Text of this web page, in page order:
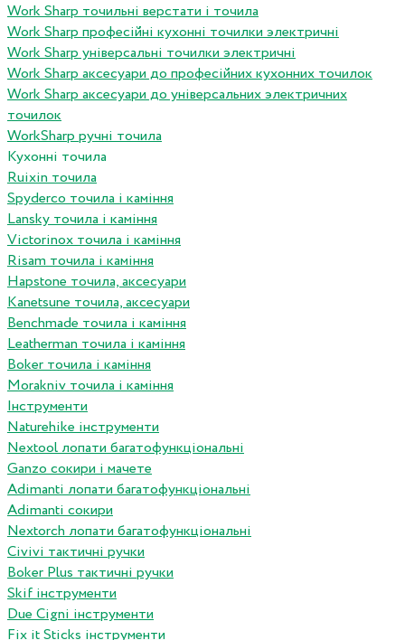
Work Sharp точильні верстати і точила
Work Sharp професiйнi кухоннi точилки электричнi
Work Sharp унiверсальнi точилки электричнi
Work Sharp аксесуари до професiйних кухонних точилок
Work Sharp аксесуари до унiверсальних электричних
точилок
WorkSharp ручні точила
Кухонні точила
Ruixin точила
Spyderco точила і каміння
Lansky точила і каміння
Victorinox точила і каміння
Risam точила і каміння
Hapstone точила, аксесуари
Kanetsune точила, аксесуари
Benchmade точила і каміння
Leatherman точила і каміння
Boker точила і каміння
Morakniv точила і каміння
Інструменти
Naturehike інструменти
Nextool лопати багатофункціональні
Ganzo сокири і мачете
Adimanti лопати багатофункціональні
Adimanti сокири
Nextorch лопати багатофункціональні
Сivivi тактичні ручки
Boker Plus тактичні ручки
Skif інструменти
Due Cigni інструменти
Fix it Sticks інструменти